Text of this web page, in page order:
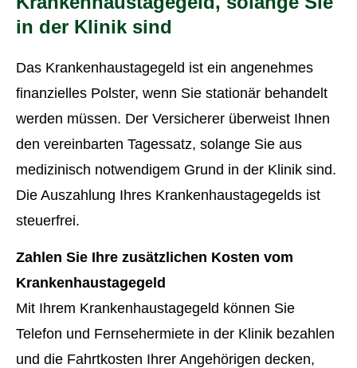
in der Klinik sind
Das Krankenhaustagegeld ist ein angenehmes
finanzielles Polster, wenn Sie stationär behandelt
werden müssen. Der Versicherer überweist Ihnen
den vereinbarten Tagessatz, solange Sie aus
medizinisch notwendigem Grund in der Klinik sind.
Die Auszahlung Ihres Krankenhaustagegelds ist
steuerfrei.
Zahlen Sie Ihre zusätzlichen Kosten vom
Krankenhaustagegeld
Mit Ihrem Krankenhaustagegeld können Sie
Telefon und Fernsehermiete in der Klinik bezahlen
und die Fahrtkosten Ihrer Angehörigen decken,